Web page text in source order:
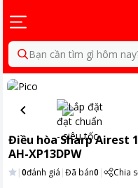
Bạn cần tìm gì hôm
Điều hòa Sharp Airest
AH-XP13DPW
|0đánh giá |Đã bán0 | Chia